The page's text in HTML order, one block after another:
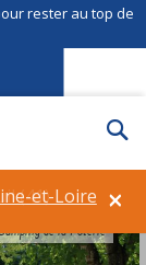
rester au top de
×
et-Loire
(41)
de la Poterie